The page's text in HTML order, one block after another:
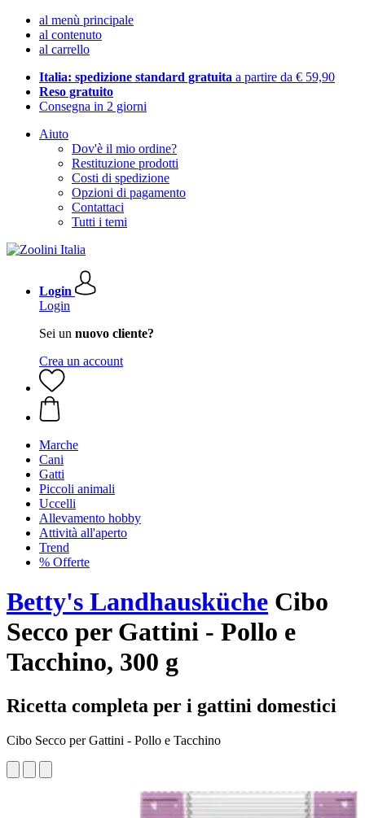
al menù principale
al contenuto
al carrello
Italia: spedizione standard gratuita a partire da € 59,90
Reso gratuito
Consegna in 2 giorni
Aiuto
Dov'è il mio ordine?
Restituzione prodotti
Costi di spedizione
Opzioni di pagamento
Contattaci
Tutti i temi
Login
Login
Sei un nuovo cliente?
Crea un account
Marche
Cani
Gatti
Piccoli animali
Uccelli
Allevamento hobby
Attività all'aperto
Trend
% Offerte
Betty's Landhausküche Cibo
Secco per Gattini - Pollo e
Tacchino, 300 g
Ricetta completa per i gattini domestici
Cibo Secco per Gattini - Pollo e Tacchino